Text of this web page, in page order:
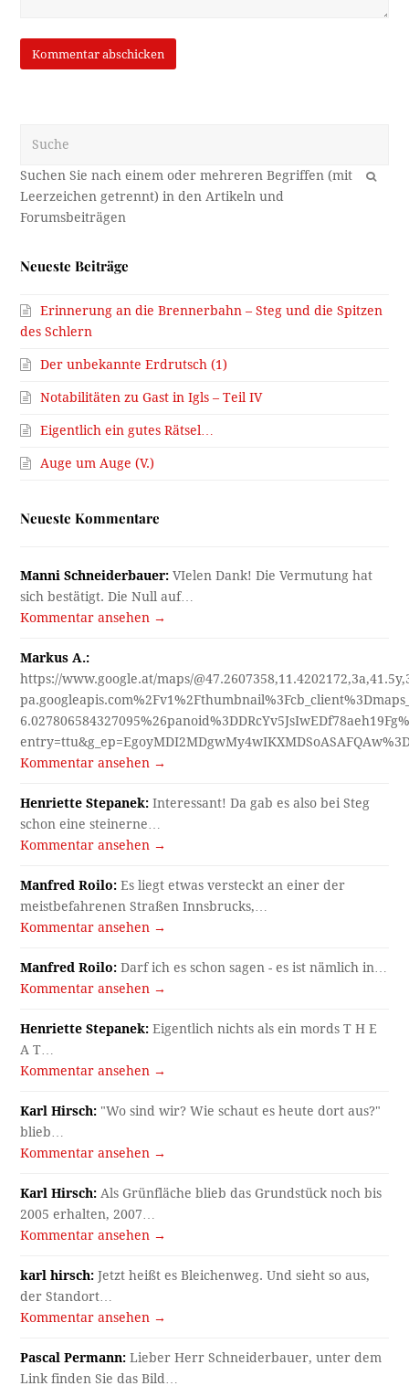
OK
Neueste Beiträge
Erinnerung an die Brennerbahn – Steg und die Spitzen
des Schlern
Der unbekannte Erdrutsch (1)
Notabilitäten zu Gast in Igls – Teil IV
Eigentlich ein gutes Rätsel…
Auge um Auge (V.)
Neueste Kommentare
Manni Schneiderbauer: VIelen Dank! Die Vermutung hat
sich bestätigt. Die Null auf…
Kommentar ansehen →
Markus A.:
https://www.google.at/maps/
Kommentar ansehen →
Henriette Stepanek: Interessant! Da gab es also bei Steg
schon eine steinerne…
Kommentar ansehen →
Manfred Roilo: Es liegt etwas versteckt an einer der
meistbefahrenen Straßen Innsbrucks,…
Kommentar ansehen →
Manfred Roilo: Darf ich es schon sagen - es ist nämlich in…
Kommentar ansehen →
Henriette Stepanek: Eigentlich nichts als ein mords T H E
A T…
Kommentar ansehen →
Karl Hirsch: "Wo sind wir? Wie schaut es heute dort aus?"
blieb…
Kommentar ansehen →
Karl Hirsch: Als Grünfläche blieb das Grundstück noch bis
2005 erhalten, 2007…
Kommentar ansehen →
karl hirsch: Jetzt heißt es Bleichenweg. Und sieht so aus,
der Standort…
Kommentar ansehen →
Pascal Permann: Lieber Herr Schneiderbauer, unter dem
Link finden Sie das Bild…